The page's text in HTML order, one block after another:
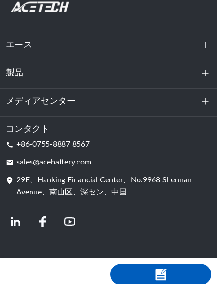
エース
私たちに関しては
持続可能性
製品
エネルギー貯蔵
データセンターおよびサーバー室
バッテリーセル
メディアセンター
ニュース
コンタクト
+86-0755-8887 8567
sales@acebattery.com
29F、Hanking Financial Center、No.9968 Shennan
Avenue、南山区、深セン、中国
© 2024 中国リチウムイオン電池メーカー | リチウム電池工場＆会社 | ACEバッ
プライバシーポリシー 粤ICP备2022150578号